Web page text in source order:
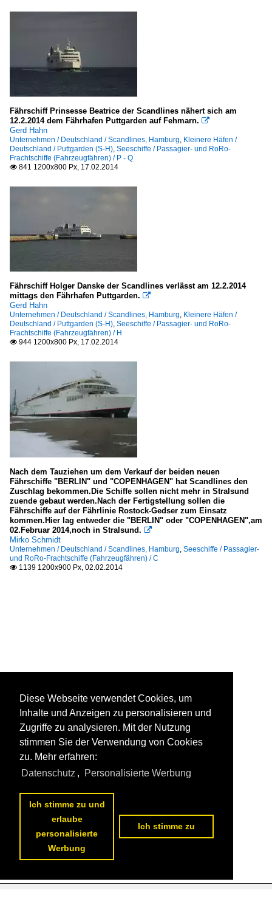
Fährschiff Prinsesse Beatrice der Scandlines nähert sich am
12.2.2014 dem Fährhafen Puttgarden auf Fehmarn. 
Gerd Hahn
Unternehmen / Deutschland / Scandlines, Hamburg, Kleinere Häfen /
Deutschland / Puttgarden (S-H), Seeschiffe / Passagier- und RoRo-
Frachtschiffe (Fahrzeugfähren) / P - Q
 841 1200x800 Px, 17.02.2014
Fährschiff Holger Danske der Scandlines verlässt am 12.2.2014
mittags den Fährhafen Puttgarden. 
Gerd Hahn
Unternehmen / Deutschland / Scandlines, Hamburg, Kleinere Häfen /
Deutschland / Puttgarden (S-H), Seeschiffe / Passagier- und RoRo-
Frachtschiffe (Fahrzeugfähren) / H
 944 1200x800 Px, 17.02.2014
Nach dem Tauziehen um dem Verkauf der beiden neuen
Fährschiffe "BERLIN" und "COPENHAGEN" hat Scandlines den
Zuschlag bekommen.Die Schiffe sollen nicht mehr in Stralsund
zuende gebaut werden.Nach der Fertigstellung sollen die
Fährschiffe auf der Fährlinie Rostock-Gedser zum Einsatz
kommen.Hier lag entweder die "BERLIN" oder "COPENHAGEN",am
02.Februar 2014,noch in Stralsund. 
Mirko Schmidt
Unternehmen / Deutschland / Scandlines, Hamburg, Seeschiffe / Passagier-
und RoRo-Frachtschiffe (Fahrzeugfähren) / C
 1139 1200x900 Px, 02.02.2014
Diese Webseite verwendet Cookies, um
Inhalte und Anzeigen zu personalisieren und
Zugriffe zu analysieren. Mit der Nutzung
stimmen Sie der Verwendung von Cookies
zu. Mehr erfahren:
Datenschutz , Personalisierte Werbung
Ich stimme zu und
erlaube
personalisierte
Werbung
Ich stimme zu